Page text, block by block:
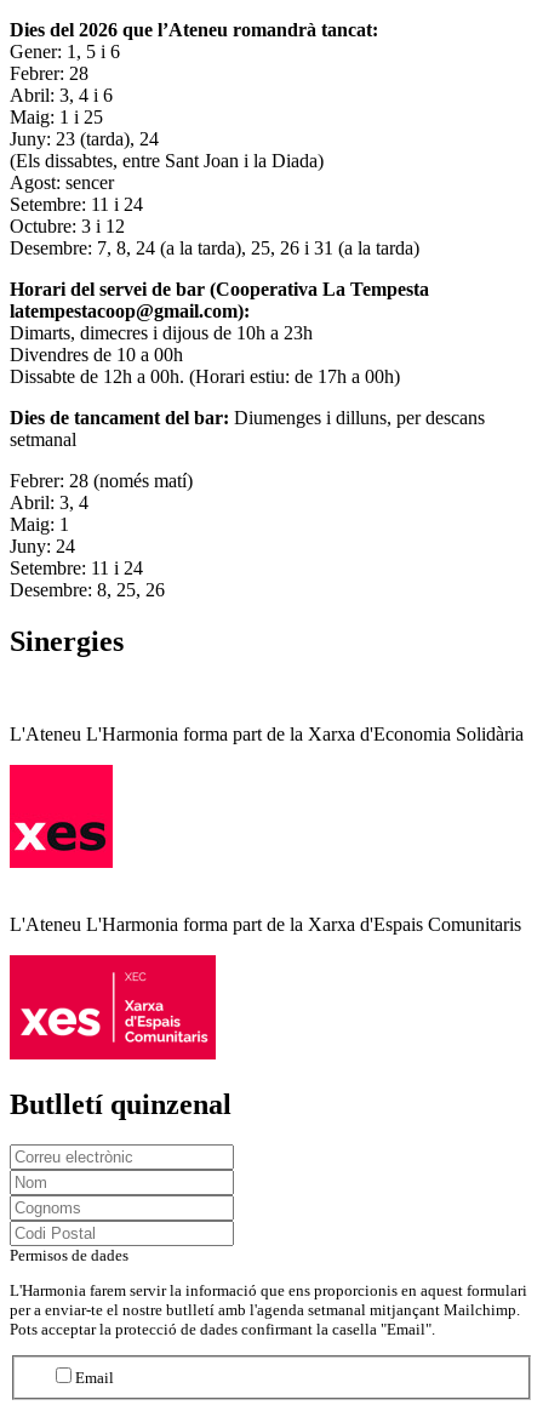
Dies del 2026 que l’Ateneu romandrà tancat:
Gener: 1, 5 i 6
Febrer: 28
Abril: 3, 4 i 6
Maig: 1 i 25
Juny: 23 (tarda), 24
(Els dissabtes, entre Sant Joan i la Diada)
Agost: sencer
Setembre: 11 i 24
Octubre: 3 i 12
Desembre: 7, 8, 24 (a la tarda), 25, 26 i 31 (a la tarda)
Horari del servei de bar (Cooperativa La Tempesta
latempestacoop@gmail.com):
Dimarts, dimecres i dijous de 10h a 23h
Divendres de 10 a 00h
Dissabte de 12h a 00h. (Horari estiu: de 17h a 00h)
Dies de tancament del bar: Diumenges i dilluns, per descans
setmanal
Febrer: 28 (només matí)
Abril: 3, 4
Maig: 1
Juny: 24
Setembre: 11 i 24
Desembre: 8, 25, 26
Sinergies
L'Ateneu L'Harmonia forma part de la Xarxa d'Economia Solidària
L'Ateneu L'Harmonia forma part de la Xarxa d'Espais Comunitaris
Butlletí quinzenal
Permisos de dades
L'Harmonia farem servir la informació que ens proporcionis en aquest formulari
per a enviar-te el nostre butlletí amb l'agenda setmanal mitjançant Mailchimp.
Pots acceptar la protecció de dades confirmant la casella "Email".
Email